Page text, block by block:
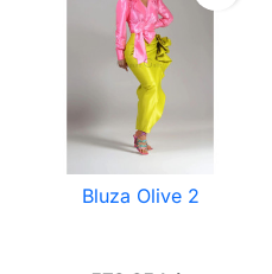
Bluza Olive 2